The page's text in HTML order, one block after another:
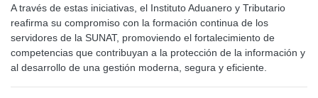
A través de estas iniciativas, el Instituto Aduanero y Tributario
reafirma su compromiso con la formación continua de los
servidores de la SUNAT, promoviendo el fortalecimiento de
competencias que contribuyan a la protección de la información y
al desarrollo de una gestión moderna, segura y eficiente.